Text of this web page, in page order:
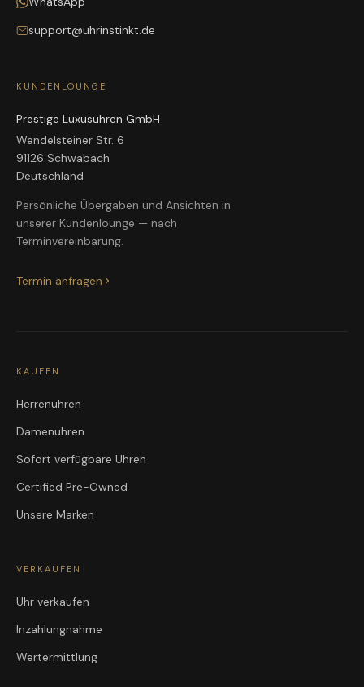
support@uhrinstinkt.de
KUNDENLOUNGE
Prestige Luxusuhren GmbH
Wendelsteiner Str. 6
91126 Schwabach
Deutschland
Persönliche Übergaben und Ansichten in
unserer Kundenlounge — nach
Terminvereinbarung.
Termin anfragen
KAUFEN
Herrenuhren
Damenuhren
Sofort verfügbare Uhren
Certified Pre-Owned
Unsere Marken
VERKAUFEN
Uhr verkaufen
Inzahlungnahme
Wertermittlung